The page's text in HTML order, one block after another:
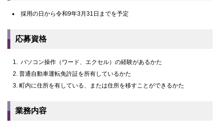
採用の日から令和9年3月31日までを予定
応募資格
パソコン操作（ワード、エクセル）の経験があるかた
普通自動車運転免許証を所有しているかた
町内に住所を有している、または住所を移すことができるかた
業務内容